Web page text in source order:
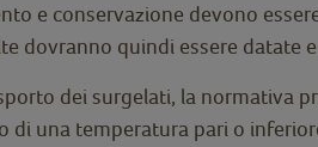
e conservazione devono
dovranno quindi essere datate
dei surgelati, la normativa
una temperatura pari o